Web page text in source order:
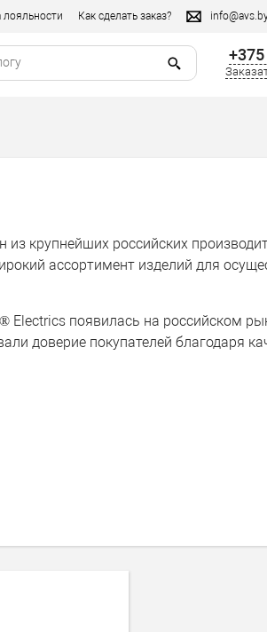
Как сделать заказ?
крупнейших российских
ассортимент изделий для
Electrics появилась на российском
доверие покупателей благодаря